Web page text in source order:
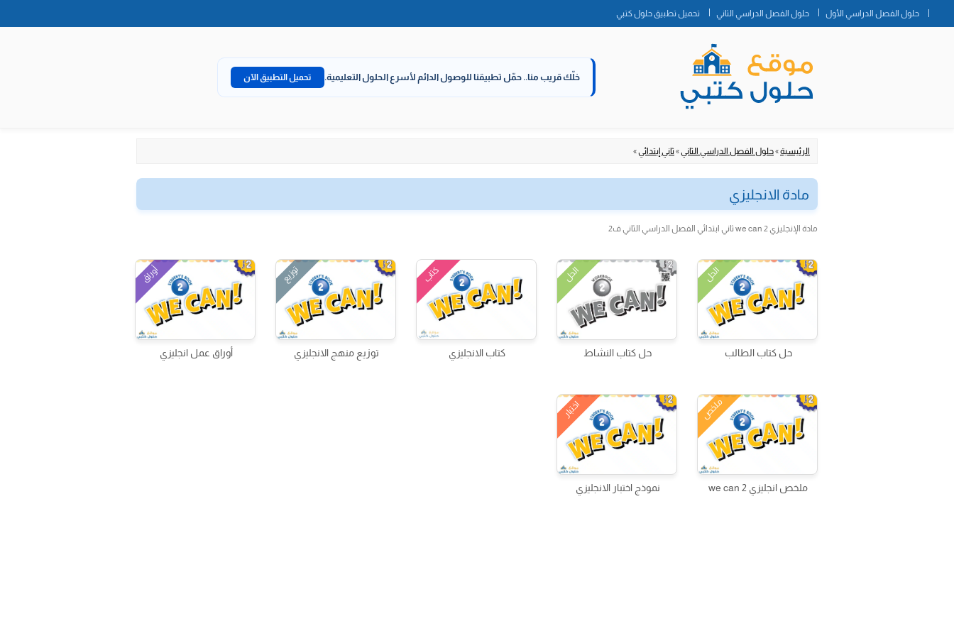
حلول الفصل الدراسي الأول حلول الفصل الدراسي الثاني تحميل تطبيق حلول كتبي
خلّك قريب منا.. حمّل تطبيقنا للوصول الدائم لأسرع الحلول التعليمية. تحميل التطبيق الآن
الرئيسية»حلول الفصل الدراسي الثاني»ثاني إبتدائي»
مادة الانجليزي
مادة الإنجليزي we can 2 ثاني ابتدائي الفصل الدراسي الثاني ف2
الحل
حل كتاب الطالب
الحل
حل كتاب النشاط
كتاب
كتاب الانجليزي
توزيع
توزيع منهج الانجليزي
أوراق
أوراق عمل انجليزي
ملخص
ملخص انجليزي we can 2
اختبار
نموذج اختبار الانجليزي